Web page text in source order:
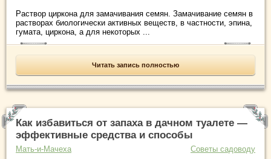
Раствор циркона для замачивания семян. Замачивание семян в
растворах биологически активных веществ, в частности, эпина,
гумата, циркона, а для некоторых ...
Читать запись полностью
Как избавиться от запаха в дачном туалете —
эффективные средства и способы
Мать-и-Мачеха Советы садоводу